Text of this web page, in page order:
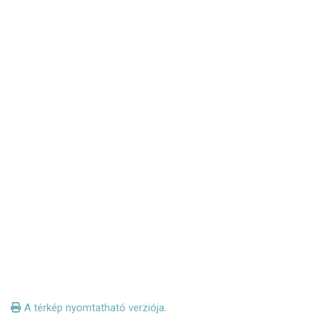
A térkép nyomtatható verziója.